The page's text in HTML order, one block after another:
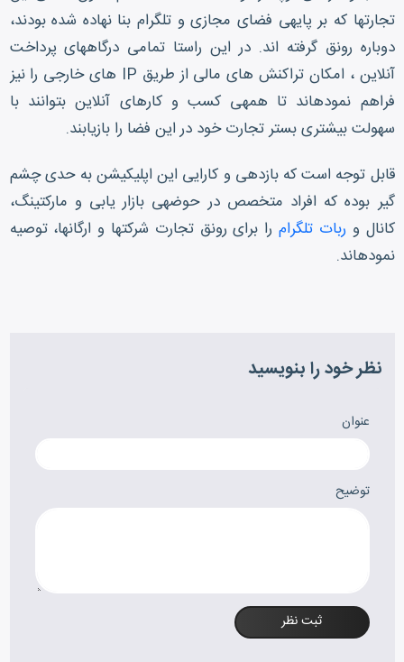
تجارت‎ها که بر پایه‎ی فضای مجازی و تلگرام بنا نهاده شده بودند،
دوباره رونق گرفته اند. در این راستا تمامی درگاه‎های پرداخت
آنلاین ، امکان تراکنش های مالی از طریق IP های خارجی را نیز
فراهم نموده‎اند تا همه‎ی کسب و کارهای آنلاین بتوانند با
سهولت بیشتری بستر تجارت خود در این فضا را بازیابند.
قابل توجه است که بازدهی و کارایی این اپلیکیشن به حدی چشم
گیر بوده که افراد متخصص در حوضه‎ی بازار یابی و مارکتینگ،
کانال و ربات تلگرام
را برای رونق تجارت شرکت‎ها و ارگان‎ها، توصیه
نموده‎اند.
نظر خود را بنویسید
عنوان
توضیح
ثبت نظر